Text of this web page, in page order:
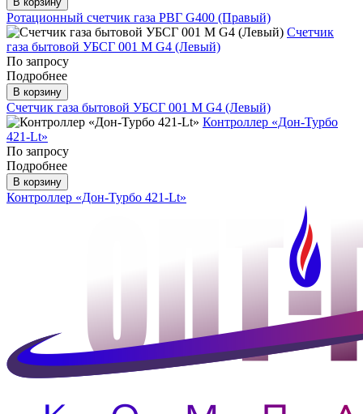
Ротационный счетчик газа РВГ G400 (Правый)
Счетчик
газа бытовой УБСГ 001 М G4 (Левый)
По запросу
Подробнее
В корзину
Счетчик газа бытовой УБСГ 001 М G4 (Левый)
Контроллер «Дон-Турбо
421-Lt»
По запросу
Подробнее
В корзину
Контроллер «Дон-Турбо 421-Lt»